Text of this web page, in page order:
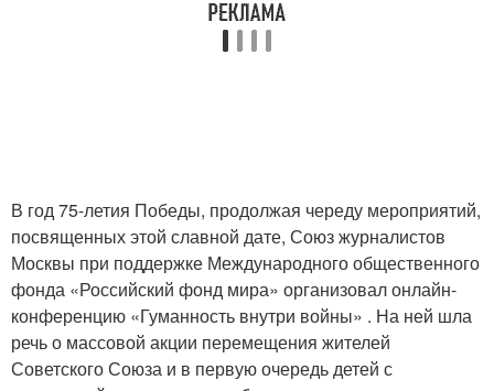
В год 75-летия Победы, продолжая череду мероприятий,
посвященных этой славной дате, Союз журналистов
Москвы при поддержке Международного общественного
фонда «Российский фонд мира» организовал онлайн-
конференцию «Гуманность внутри войны» . На ней шла
речь о массовой акции перемещения жителей
Советского Союза и в первую очередь детей с